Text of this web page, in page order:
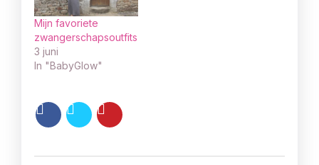
Mijn favoriete
zwangerschapsoutfits
3 juni
In "BabyGlow"